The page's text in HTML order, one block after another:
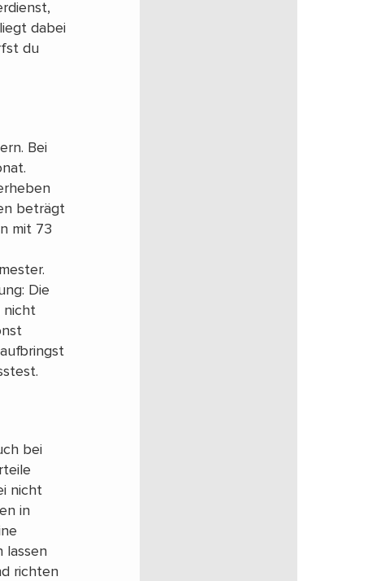
dabei
du
Bei
beträgt
mit 73
Die
nicht
bei
nicht
in
lassen
richten